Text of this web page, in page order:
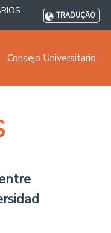
TRADUÇÃO
Consejo Universitario